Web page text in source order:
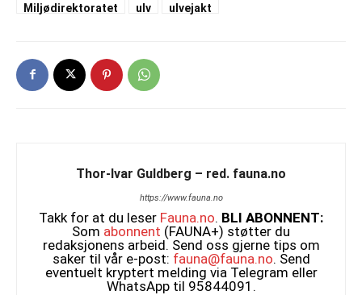
Miljødirektoratet
ulv ulvejakt
Thor-Ivar Guldberg – red. fauna.no
https://www.fauna.no
Takk for at du leser Fauna.no. BLI ABONNENT:
Som abonnent (FAUNA+) støtter du
redaksjonens arbeid. Send oss gjerne tips om
saker til vår e-post: fauna@fauna.no. Send
eventuelt kryptert melding via Telegram eller
WhatsApp til 95844091.